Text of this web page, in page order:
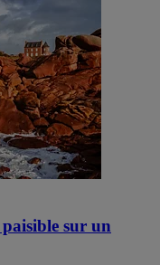
sur un